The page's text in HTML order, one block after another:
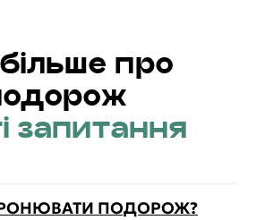
про
запитання
ПОДОРОЖ?